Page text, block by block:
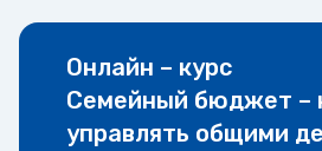
Онлайн – курс
Семейный бюджет –
управлять общими